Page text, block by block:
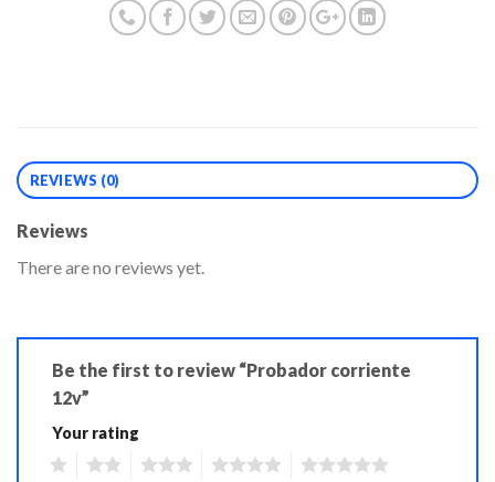
REVIEWS (0)
Reviews
There are no reviews yet.
Be the first to review “Probador corriente
12v”
Your rating